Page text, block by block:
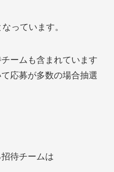
なっています。
ームも含まれています
応募が多数の場合抽選
待チームは